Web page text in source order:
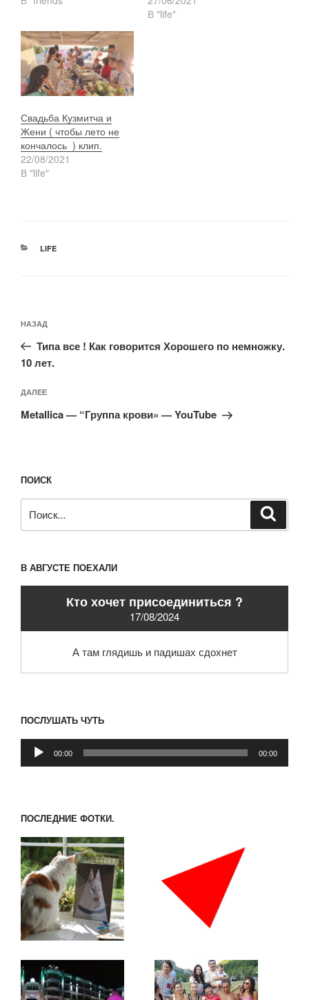
В "life"
Свадьба Кузмитча и
Жени ( чтобы лето не
кончалось ) клип.
22/08/2021
В "life"
РУБРИКИ
LIFE
по
записям
Предыдущая
запись:
НАЗАД
Типа все ! Как говорится Хорошего по немножку.
10 лет.
Следующая
запись
ДАЛЕЕ
Metallica — “Группа крови» — YouTube
ПОИСК
В АВГУСТЕ ПОЕХАЛИ
Кто хочет присоединиться ?
17/08/2024
А там глядишь и падишах сдохнет
ПОСЛУШАТЬ ЧУТЬ
Аудиоплеер
00:00 00:00
ПОСЛЕДНИЕ ФОТКИ.